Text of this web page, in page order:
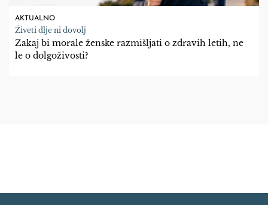
AKTUALNO
Živeti dlje ni dovolj
Zakaj bi morale ženske razmišljati o zdravih letih, ne
le o dolgoživosti?